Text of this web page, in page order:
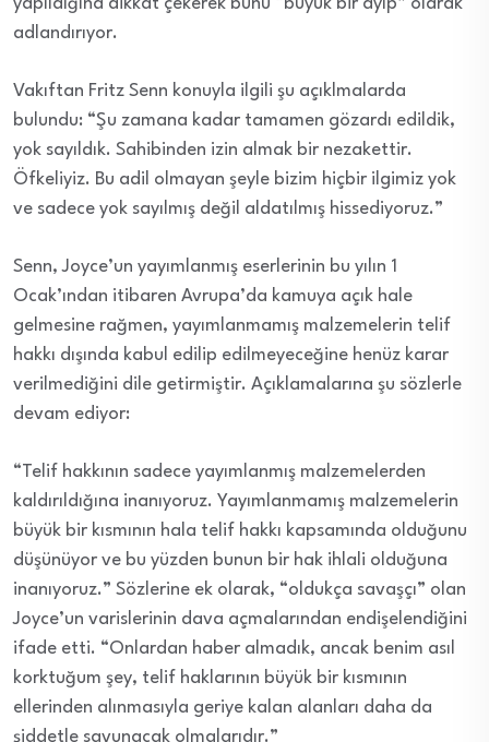
adlandırıyor.
Vakıftan Fritz Senn konuyla ilgili şu açıklmalarda
bulundu: “Şu zamana kadar tamamen gözardı edildik,
yok sayıldık. Sahibinden izin almak bir nezakettir.
Öfkeliyiz. Bu adil olmayan şeyle bizim hiçbir ilgimiz yok
ve sadece yok sayılmış değil aldatılmış hissediyoruz.”
Senn, Joyce’un yayımlanmış eserlerinin bu yılın 1
Ocak’ından itibaren Avrupa’da kamuya açık hale
gelmesine rağmen, yayımlanmamış malzemelerin telif
hakkı dışında kabul edilip edilmeyeceğine henüz karar
verilmediğini dile getirmiştir. Açıklamalarına şu sözlerle
devam ediyor:
“Telif hakkının sadece yayımlanmış malzemelerden
kaldırıldığına inanıyoruz. Yayımlanmamış malzemelerin
büyük bir kısmının hala telif hakkı kapsamında olduğunu
düşünüyor ve bu yüzden bunun bir hak ihlali olduğuna
inanıyoruz.” Sözlerine ek olarak, “oldukça savaşçı” olan
Joyce’un varislerinin dava açmalarından endişelendiğini
ifade etti. “Onlardan haber almadık, ancak benim asıl
korktuğum şey, telif haklarının büyük bir kısmının
ellerinden alınmasıyla geriye kalan alanları daha da
şiddetle savunacak olmalarıdır.”